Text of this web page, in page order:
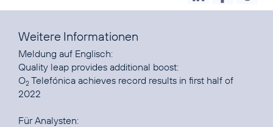
Weitere Informationen
Quality leap provides additional boost:
O2 Telefónica achieves record results in first half of
2022